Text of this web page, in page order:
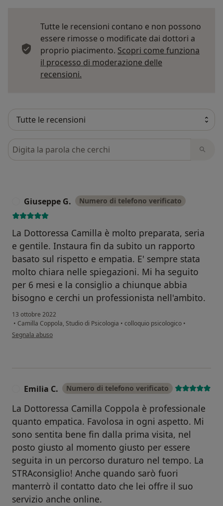
Tutte le recensioni contano e non possono
essere rimosse o modificate dai dottori a
proprio piacimento. Scopri come funziona
il processo di moderazione delle
recensioni.
Cerca nelle recensioni
Giuseppe G. Numero di telefono verificato
La Dottoressa Camilla è molto preparata, seria
e gentile. Instaura fin da subito un rapporto
basato sul rispetto e empatia. E' sempre stata
molto chiara nelle spiegazioni. Mi ha seguito
per 6 mesi e la consiglio a chiunque abbia
bisogno e cerchi un professionista nell'ambito.
13 ottobre 2022
• Camilla Coppola, Studio di Psicologia • colloquio psicologico •
secondo l'opinione dell'utente Giuseppe G.
Segnala abuso
Emilia C. Numero di telefono verificato
La Dottoressa Camilla Coppola è professionale
quanto empatica. Favolosa in ogni aspetto. Mi
sono sentita bene fin dalla prima visita, nel
posto giusto al momento giusto per essere
seguita in un percorso duraturo nel tempo. La
STRAconsiglio! Anche quando sarò fuori
manterrò il contatto dato che lei offre il suo
servizio anche online.